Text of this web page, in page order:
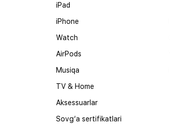
iPad
iPhone
Watch
AirPods
Musiqa
TV & Home
Aksessuarlar
Sovg‘a sertifikatlari